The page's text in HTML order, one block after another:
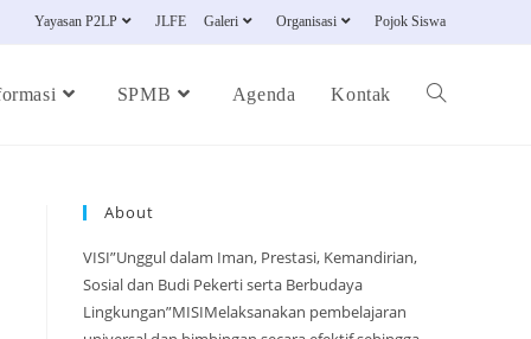
Yayasan P2LP JLFE Galeri Organisasi Pojok Siswa
SPMB Agenda Kontak
About
VISI”Unggul dalam Iman, Prestasi, Kemandirian,
Sosial dan Budi Pekerti serta Berbudaya
Lingkungan”MISIMelaksanakan pembelajaran